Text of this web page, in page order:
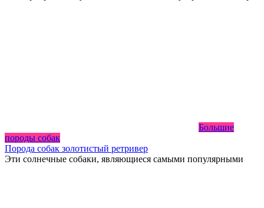
Большие
породы собак
Порода собак золотистый ретривер
Эти солнечные собаки, являющиеся самыми популярными